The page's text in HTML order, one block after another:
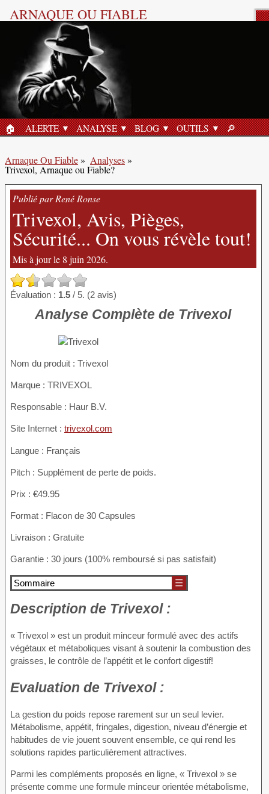
ARNAQUE OU FIABLE
ACCUEIL
🏠︎ ALERTE ANALYSE BLOG OUTILS 🔎︎
Arnaque Ou Fiable» Analyses»
Trivexol, Arnaque ou Fiable?
Publié par René Ronse
Trivexol, Avis, Pièges,
Sécurité... On vous révèle tout!
Mis à jour le 8 juin 2026.
Évaluation : 1.5 / 5. (2 avis)
Analyse Complète de Trivexol
Nom du produit : Trivexol
Marque : TRIVEXOL
Responsable : Haur B.V.
Site Internet : trivexol.com
Langue : Français
Pitch : Supplément de perte de poids.
Prix : €49.95
Format : Flacon de 30 Capsules
Livraison : Gratuite
Garantie : 30 jours (100% remboursé si pas satisfait)
Sommaire ☰
Description de Trivexol :
« Trivexol » est un produit minceur formulé avec des actifs
végétaux et métaboliques visant à soutenir la combustion des
graisses, le contrôle de l’appétit et le confort digestif!
Evaluation de Trivexol :
La gestion du poids repose rarement sur un seul levier.
Métabolisme, appétit, fringales, digestion, niveau d’énergie et
habitudes de vie jouent souvent ensemble, ce qui rend les
solutions rapides particulièrement attractives.
Parmi les compléments proposés en ligne, « Trivexol » se
présente comme une formule minceur orientée métabolisme,